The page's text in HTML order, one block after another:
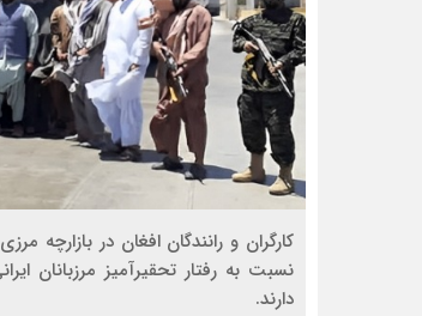
کارگران و رانندگان افغان در
نسبت به رفتار تحقیرآمیز مرزبانان
دارند.